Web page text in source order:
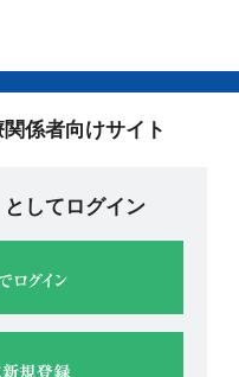
係者向けサイト
してログイン